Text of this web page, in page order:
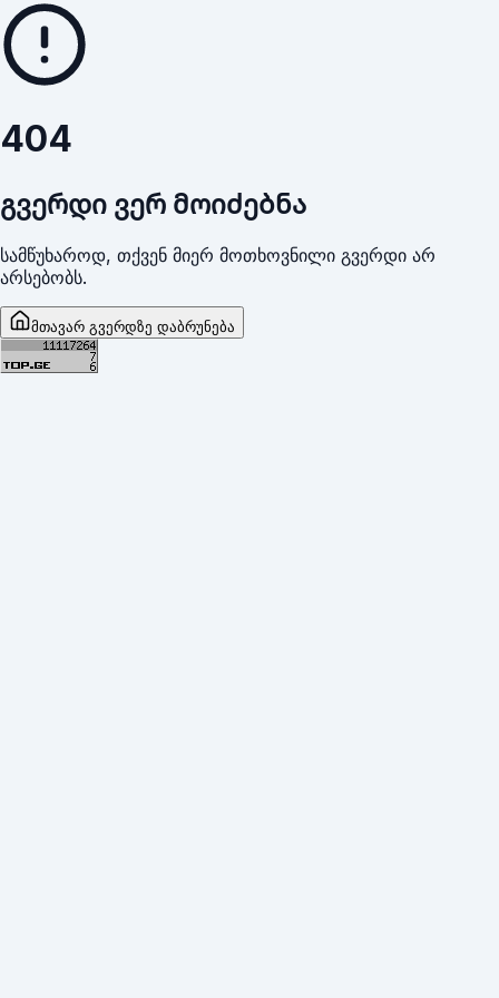
404
გვერდი ვერ მოიძებნა
სამწუხაროდ, თქვენ მიერ მოთხოვნილი გვერდი არ
არსებობს.
მთავარ გვერდზე დაბრუნება